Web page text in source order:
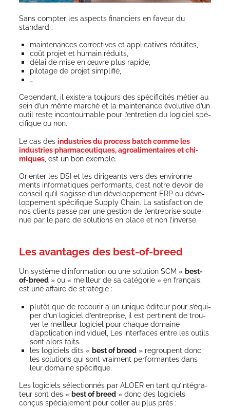
Sans comp­ter les aspects finan­ciers en faveur du
standard :
main­te­nances cor­rec­tives et appli­ca­tives réduites,
coût pro­jet et humain réduits,
délai de mise en œuvre plus rapide,
pilo­tage de pro­jet simplifié,
…
Cepen­dant, il exis­te­ra tou­jours des spé­ci­fi­ci­tés métier au
sein d’un même mar­ché et la main­te­nance évo­lu­tive d’un
outil reste incon­tour­nable pour l’en­tre­tien du logi­ciel spé­
ci­fique ou non.
Le cas des indus­tries du pro­cess batch comme les
indus­tries phar­ma­ceu­tiques, agroa­li­men­taires et chi­
miques, est un bon exemple.
Orien­ter les DSI et les diri­geants vers des envi­ron­ne­
ments infor­ma­tiques per­for­mants, c’est notre devoir de
conseil qu’il s’a­gisse d’un déve­lop­pe­ment ERP ou déve­
lop­pe­ment spé­ci­fique Sup­ply Chain. La satis­fac­tion de
nos clients passe par une ges­tion de l’en­tre­prise sou­te­
nue par le parc de solu­tions en place et non l’inverse.
Les avantages des best-of-breed
Un sys­tème d’in­for­ma­tion ou une solu­tion SCM « best-
of-breed» ou « meilleur de sa caté­go­rie » en fran­çais,
est une affaire de stratégie :
plu­tôt que de recou­rir à un unique édi­teur pour s’é­qui­
per d’un logi­ciel d’entreprise, il est per­ti­nent de trou­
ver le meilleur logi­ciel pour chaque domaine
d’application indi­vi­duel, Les inter­faces entre les outils
sont alors faits.
les logi­ciels dits «best of breed » regroupent donc
les solu­tions qui sont vrai­ment per­for­mantes dans
leur domaine spécifique.
Les logi­ciels sélec­tion­nés par ALOER en tant qu’in­té­gra­
teur sont des « best of breed» donc des logi­ciels
conçus spé­cia­le­ment pour col­ler au plus près :